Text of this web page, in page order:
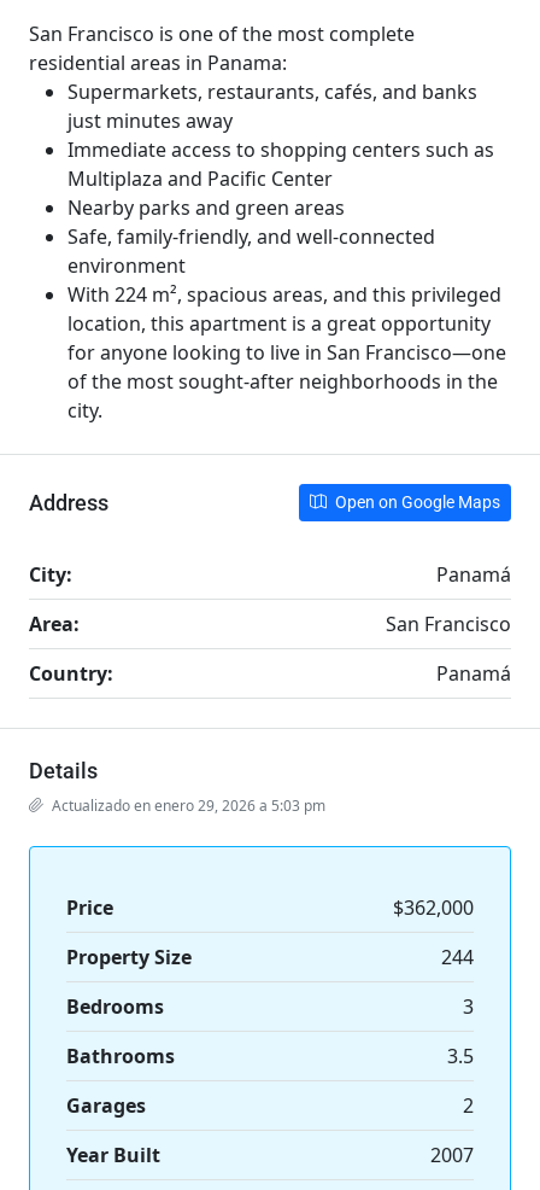
San Francisco is one of the most complete
residential areas in Panama:
Supermarkets, restaurants, cafés, and banks
just minutes away
Immediate access to shopping centers such as
Multiplaza and Pacific Center
Nearby parks and green areas
Safe, family-friendly, and well-connected
environment
With 224 m², spacious areas, and this privileged
location, this apartment is a great opportunity
for anyone looking to live in San Francisco—one
of the most sought-after neighborhoods in the
city.
Address Open on Google Maps
City:
Panamá
Area:
San Francisco
Country:
Panamá
Details
Actualizado en enero 29, 2026 a 5:03 pm
Price
$362,000
Property Size
244
Bedrooms
3
Bathrooms
3.5
Garages
2
Year Built
2007